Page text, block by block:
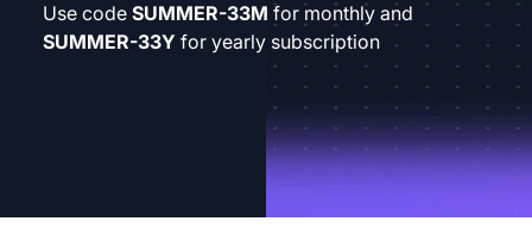
Use code SUMMER-33M for monthly and
SUMMER-33Y for yearly subscription